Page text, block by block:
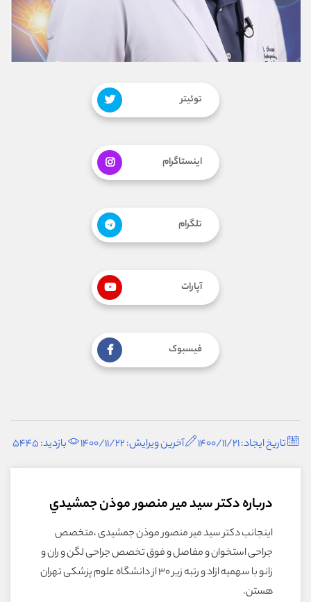
توئیتر
اینستاگرام
تلگرام
آپارات
فیسبوک
تاریخ ایجاد: 1400/11/21 آخرین ویرایش: 1400/11/22 بازدید: 5445
درباره دکتر سيد مير منصور موذن جمشيدي
اینجانب دکتر سید میر منصور موذن جمشیدی ،متخصص
جراحی استخوان و مفاصل و فوق تخصص جراحی لگن و ران و
زانو با سهمیه ازاد و رتبه زیر ۳۰ از دانشگاه علوم پزشکی تهران
هستن.